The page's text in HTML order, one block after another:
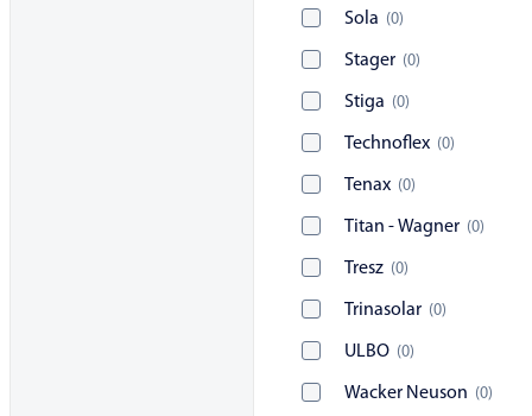
Sola (0)
Stager (0)
Stiga (0)
Technoflex (0)
Tenax (0)
Titan - Wagner (0)
Tresz (0)
Trinasolar (0)
ULBO (0)
Wacker Neuson (0)